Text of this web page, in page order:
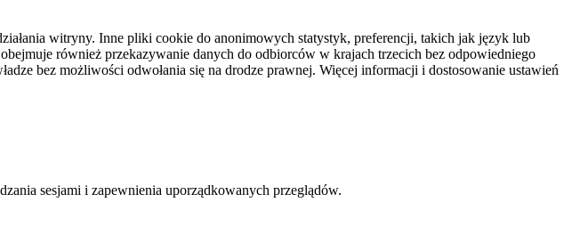
witryny. Inne pliki cookie do anonimowych statystyk, preferencji, takich jak język lub
również przekazywanie danych do odbiorców w krajach trzecich bez odpowiedniego
bez możliwości odwołania się na drodze prawnej. Więcej informacji i dostosowanie ustawień
sesjami i zapewnienia uporządkowanych przeglądów.